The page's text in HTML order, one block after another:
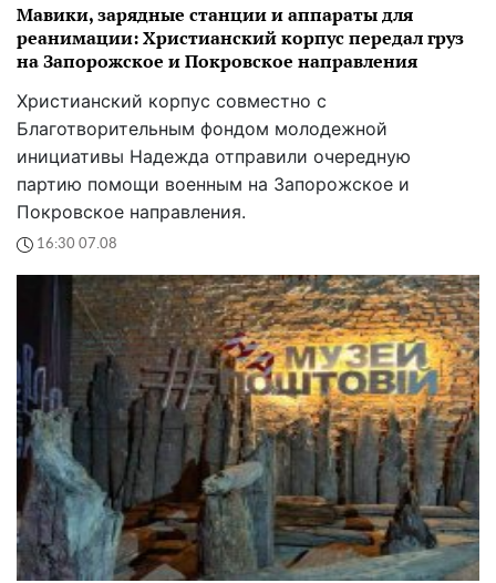
Мавики, зарядные станции и аппараты для
реанимации: Христианский корпус передал груз
на Запорожское и Покровское направления
Христианский корпус совместно с
Благотворительным фондом молодежной
инициативы Надежда отправили очередную
партию помощи военным на Запорожское и
Покровское направления.
16:30 07.08